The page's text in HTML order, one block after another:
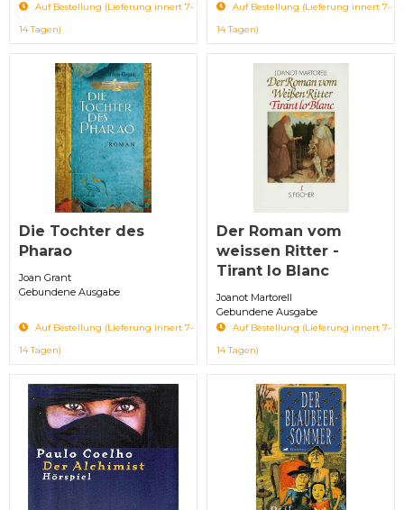
Auf Bestellung (Lieferung innert 7-
14 Tagen)
Auf Bestellung (Lieferung innert 7-
14 Tagen)
Die Tochter des
Pharao
Joan Grant
Gebundene Ausgabe
Auf Bestellung (Lieferung innert 7-
14 Tagen)
Der Roman vom
weissen Ritter -
Tirant lo Blanc
Joanot Martorell
Gebundene Ausgabe
Auf Bestellung (Lieferung innert 7-
14 Tagen)